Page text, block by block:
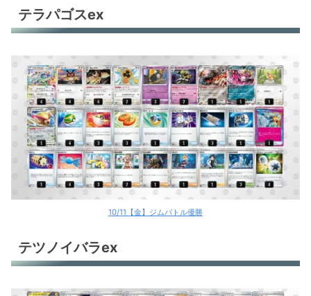
テラパゴスex
10/11【金】ジムバトル優勝
テツノイバラex